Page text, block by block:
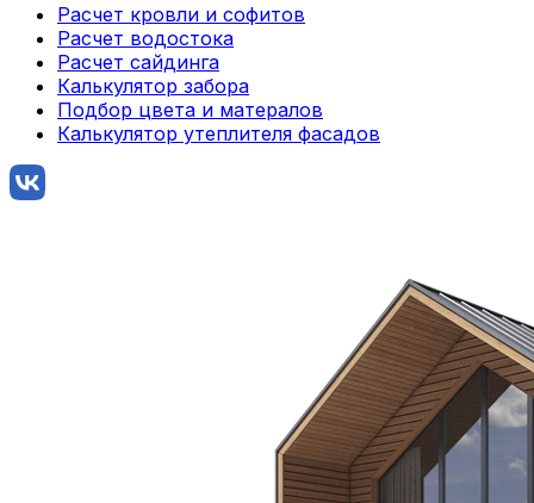
Расчет кровли и софитов
Расчет водостока
Расчет сайдинга
Калькулятор забора
Подбор цвета и матералов
Калькулятор утеплителя фасадов